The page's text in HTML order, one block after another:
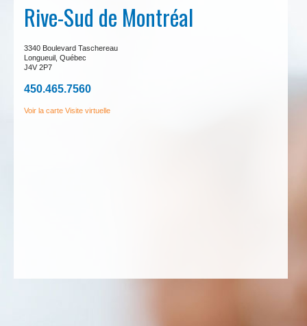
Rive-Sud de Montréal
3340 Boulevard Taschereau
Longueuil, Québec
J4V 2P7
450.465.7560
Voir la carte Visite virtuelle